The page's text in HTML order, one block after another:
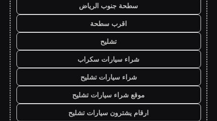
سطحة جنوب الرياض
اقرب سطحة
تشليح
شراء سيارات سكراب
شراء سيارات تشليح
موقع شراء سيارات تشليح
ارقام يشترون سيارات تشليح